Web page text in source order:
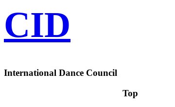
CID
International Dance Council
Top